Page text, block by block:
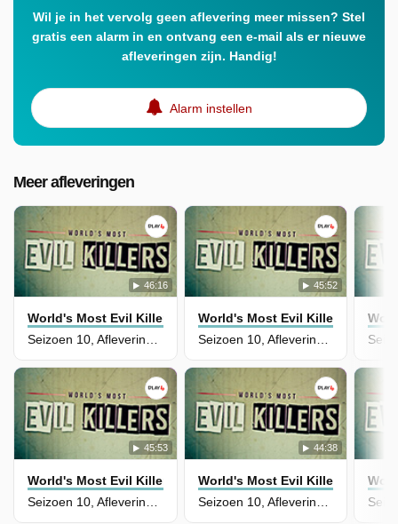
Wil je in het vervolg geen aflevering meer missen? Stel
gratis een alarm in en ontvang een e-mail als er nieuwe
afleveringen zijn. Handig!
Alarm instellen
Meer afleveringen
46:16
World's Most Evil Killers
Seizoen 10, Aflevering 19 - Diane and Rachel Staudte
45:52
World's Most Evil Killers
Seizoen 10, Aflevering 17 - Grancille Ritchie
45:53
World's Most Evil Killers
44:38
World's Most Evil Killers